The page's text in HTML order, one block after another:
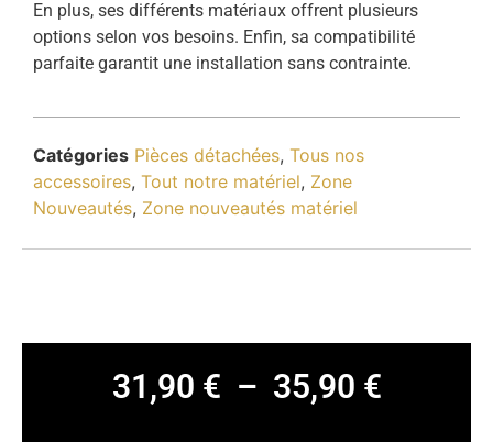
En plus, ses différents matériaux offrent plusieurs
options selon vos besoins. Enfin, sa compatibilité
parfaite garantit une installation sans contrainte.
Catégories Pièces détachées, Tous nos
accessoires, Tout notre matériel, Zone
Nouveautés, Zone nouveautés matériel
31,90 € – 35,90 €